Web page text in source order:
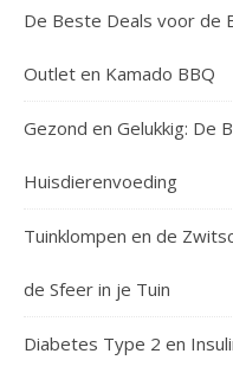
De Beste Deals voor de
Outlet en Kamado BBQ
Gezond en Gelukkig: De
Huisdierenvoeding
Tuinklompen en de
de Sfeer in je Tuin
Diabetes Type 2 en